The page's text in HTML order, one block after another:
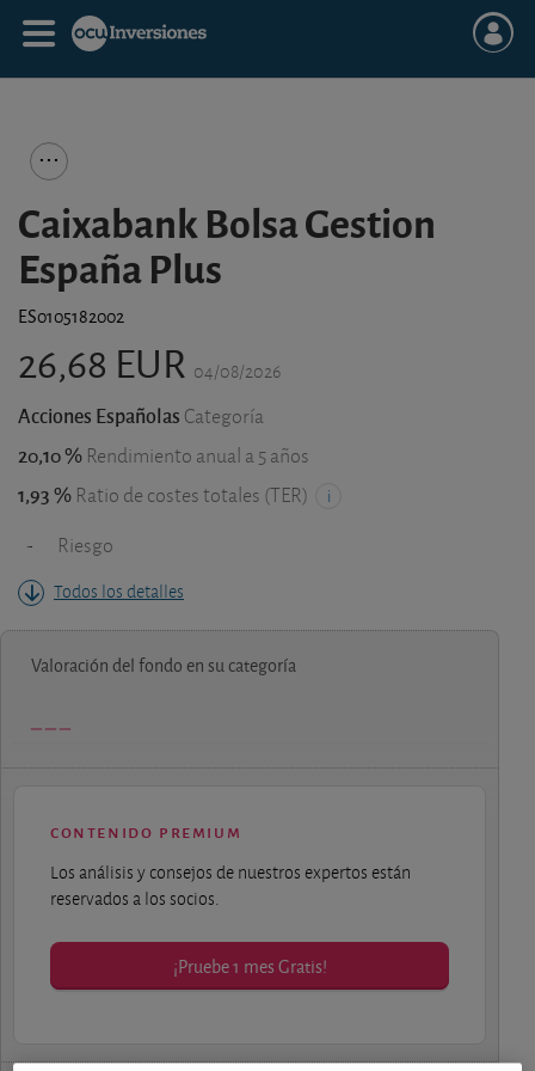
Caixabank Bolsa Gestion
España Plus
ES0105182002
26,68 EUR 04/08/2026
Acciones Españolas Categoría
20,10 % Rendimiento anual a 5 años
1,93 % Ratio de costes totales (TER)
- Riesgo
Todos los detalles
Valoración del fondo en su categoría
contenido premium
Los análisis y consejos de nuestros expertos están
reservados a los socios.
¡Pruebe 1 mes Gratis!